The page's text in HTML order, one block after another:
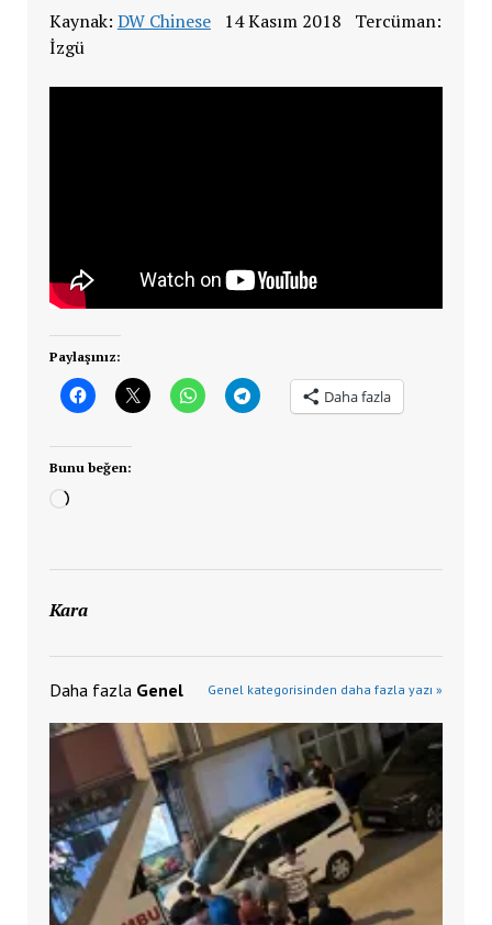
Kaynak: DW Chinese14 Kasım 2018 Tercüman:
İzgü
Paylaşınız:
Daha fazla
Bunu beğen:
Yükleniyor...
Kara
Daha fazla Genel Genel kategorisinden daha fazla yazı »